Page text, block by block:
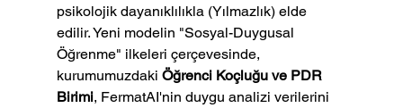
psikolojik dayanıklılıkla (Yılmazlık) elde
edilir. Yeni modelin "Sosyal-Duygusal
Öğrenme" ilkeleri çerçevesinde,
kurumumuzdaki Öğrenci Koçluğu ve PDR
Birimi, FermatAI'nin duygu analizi verilerini